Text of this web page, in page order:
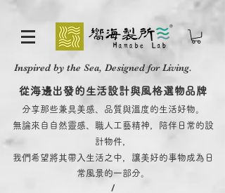
Inspired by the Sea, Designed for Living.
從海邊出發的生活設計與風格選物品牌
分享那些兼具美感、品質與溫度的生活好物。
無論來自自然靈感、職人工藝精神，陪伴日常的設
計物件，
我們希望將其帶入生活之中，讓美好的事物成為日
常風景的一部分。
/